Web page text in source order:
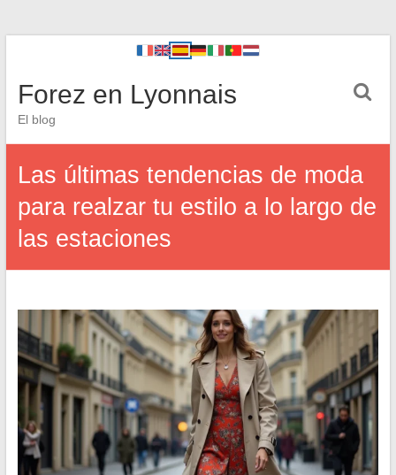
Forez en Lyonnais
El blog
Las últimas tendencias de moda
para realzar tu estilo a lo largo de
las estaciones